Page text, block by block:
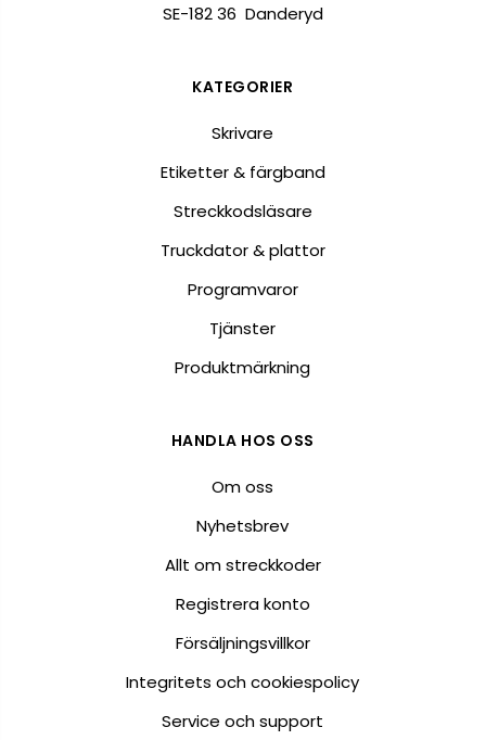
SE-182 36 Danderyd
KATEGORIER
Skrivare
Etiketter & färgband
Streckkodsläsare
Truckdator & plattor
Programvaror
Tjänster
Produktmärkning
HANDLA HOS OSS
Om oss
Nyhetsbrev
Allt om streckkoder
Registrera konto
Försäljningsvillkor
Integritets och cookiespolicy
Service och support